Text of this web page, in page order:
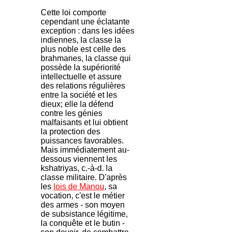
Cette loi comporte
cependant une éclatante
exception : dans les idées
indiennes, la classe la
plus noble est celle des
brahmanes, la classe qui
possède la supériorité
intellectuelle et assure
des relations régulières
entre la société et les
dieux; elle la défend
contre les génies
malfaisants et lui obtient
la protection des
puissances favorables.
Mais immédiatement au-
dessous viennent les
kshatriyas, c.-à-d. la
classe militaire. D'après
les lois de Manou, sa
vocation, c'est le métier
des armes - son moyen
de subsistance légitime,
la conquête et le butin -